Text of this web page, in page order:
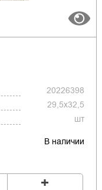
20226398
29,5x32,5
шт
В наличии
+